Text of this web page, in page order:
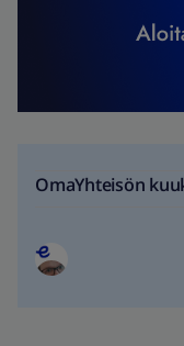
OmaYhteisön